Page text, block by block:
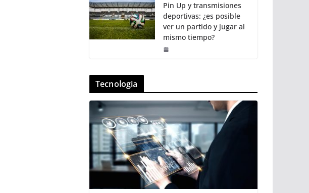
Pin Up y transmisiones
deportivas: ¿es posible
ver un partido y jugar al
mismo tiempo?
Tecnologia